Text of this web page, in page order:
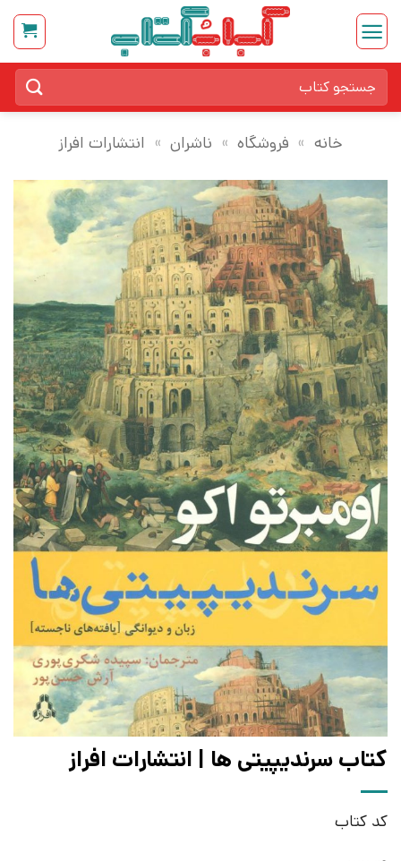
Skip
content
برای:
خانه » فروشگاه » ناشران » انتشارات افراز
کتاب سرندیپیتی ها | انتشارات افراز
کد کتاب